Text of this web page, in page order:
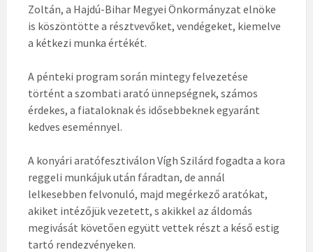
Zoltán, a Hajdú-Bihar Megyei Önkormányzat elnöke
is köszöntötte a résztvevőket, vendégeket, kiemelve
a kétkezi munka értékét.
A pénteki program során mintegy felvezetése
történt a szombati arató ünnepségnek, számos
érdekes, a fiataloknak és idősebbeknek egyaránt
kedves eseménnyel.
A konyári aratófesztiválon Vígh Szilárd fogadta a kora
reggeli munkájuk után fáradtan, de annál
lelkesebben felvonuló, majd megérkező aratókat,
akiket intézőjük vezetett, s akikkel az áldomás
megivását követően együtt vettek részt a késő estig
tartó rendezvényeken.